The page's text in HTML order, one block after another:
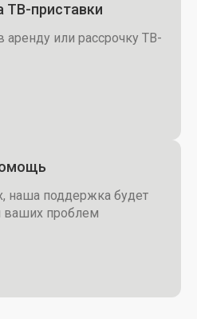
ТВ-приставки
аренду или рассрочку ТВ-
наша поддержка будет
ваших проблем